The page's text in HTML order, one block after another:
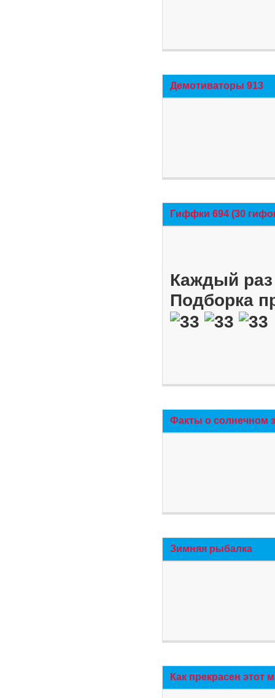
Демотиваторы 913
Гиффки 694 (30
Каждый
Подборка
Факты о солнечном
Зимняя рыбалка
Как прекрасен этот